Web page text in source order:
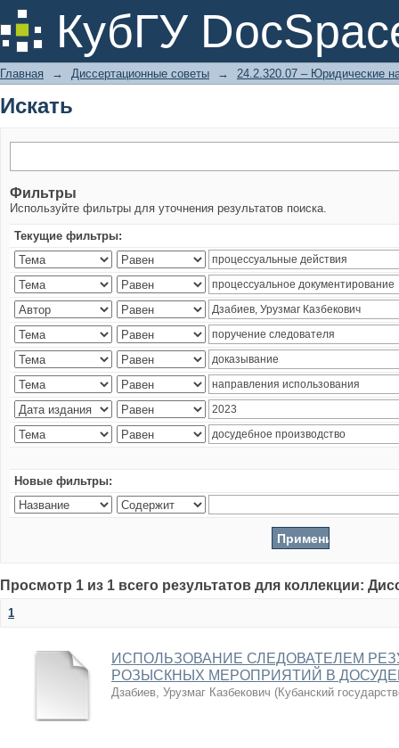
КубГУ
Искать
Главная → Диссертационные советы → 24.2.320.07 – Юридические
Искать
Фильтры
Используйте фильтры для уточнения результатов поиска.
Текущие фильтры:
Новые фильтры:
Просмотр 1 из 1 всего результатов для коллекции:
1
ИСПОЛЬЗОВАНИЕ СЛЕДОВАТЕЛЕМ
РОЗЫСКНЫХ МЕРОПРИЯТИЙ В
Дзабиев, Урузмаг Казбекович (Кубанский